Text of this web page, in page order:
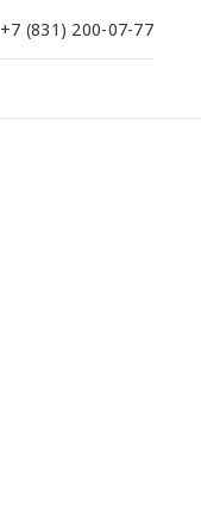
+7 (831) 200-07-77